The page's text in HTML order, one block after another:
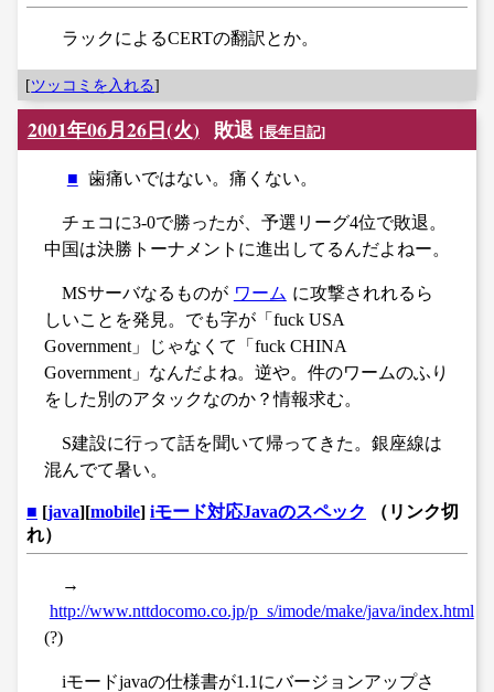
ラックによるCERTの翻訳とか。
[ツッコミを入れる]
2001年06月26日(火) 敗退 [長年日記]
■ 歯痛いではない。痛くない。
チェコに3-0で勝ったが、予選リーグ4位で敗退。
中国は決勝トーナメントに進出してるんだよねー。
MSサーバなるものが ワーム に攻撃されれるら
しいことを発見。でも字が「fuck USA
Government」じゃなくて「fuck CHINA
Government」なんだよね。逆や。件のワームのふり
をした別のアタックなのか？情報求む。
S建設に行って話を聞いて帰ってきた。銀座線は
混んでて暑い。
■ [java][mobile] iモード対応Javaのスペック
（リンク切
れ）
→
http://www.nttdocomo.co.jp/p_s/imode/make/java/index.html
(?)
iモードjavaの仕様書が1.1にバージョンアップさ